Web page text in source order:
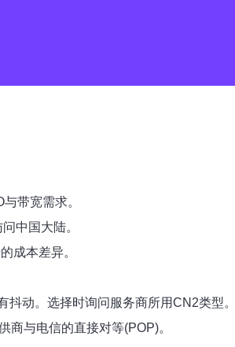
带宽需求。
中国大陆。
成本差异。
抖动。选择时询问服务商所用CN2类型
商与电信的直接对等(POP)。